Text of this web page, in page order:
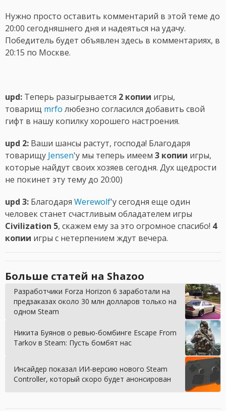
Нужно просто оставить комментарий в этой теме до
20:00 сегодняшнего дня и надеяться на удачу.
Победитель будет объявлен здесь в комментариях, в
20:15 по Москве.
upd: Теперь разыгрывается 2 копии игры,
товарищ mrfo любезно согласился добавить свой
гифт в нашу копилку хорошего настроения.
upd 2: Ваши шансы растут, господа! Благодаря
товарищу Jensen'у мы теперь имеем 3 копии игры,
которые найдут своих хозяев сегодня. Дух щедрости
не покинет эту тему до 20:00)
upd 3: Благодаря Werewolf'у сегодня еще один
человек станет счастливым обладателем игры
Civilization 5, скажем ему за это огромное спасибо! 4
копии игры с нетерпением ждут вечера.
Больше статей на Shazoo
Разработчики Forza Horizon 6 заработали на
предзаказах около 30 млн долларов только на
одном Steam
Никита Буянов о ревью-бомбинге Escape From
Tarkov в Steam: Пусть бомбят нас
Инсайдер показал ИИ-версию нового Steam
Controller, который скоро будет анонсирован